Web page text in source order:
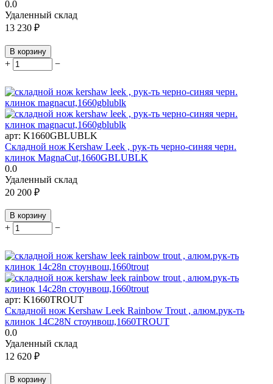
0.0
Удаленный склад
13 230 ₽
В корзину
+ −
арт: K1660GBLUBLK
Складной нож Kershaw Leek , рук-ть черно-синяя черн.
клинок MagnaCut,1660GBLUBLK
0.0
Удаленный склад
20 200 ₽
В корзину
+ −
арт: K1660TROUT
Складной нож Kershaw Leek Rainbow Trout , алюм.рук-ть
клинок 14C28N стоунвош,1660TROUT
0.0
Удаленный склад
12 620 ₽
В корзину